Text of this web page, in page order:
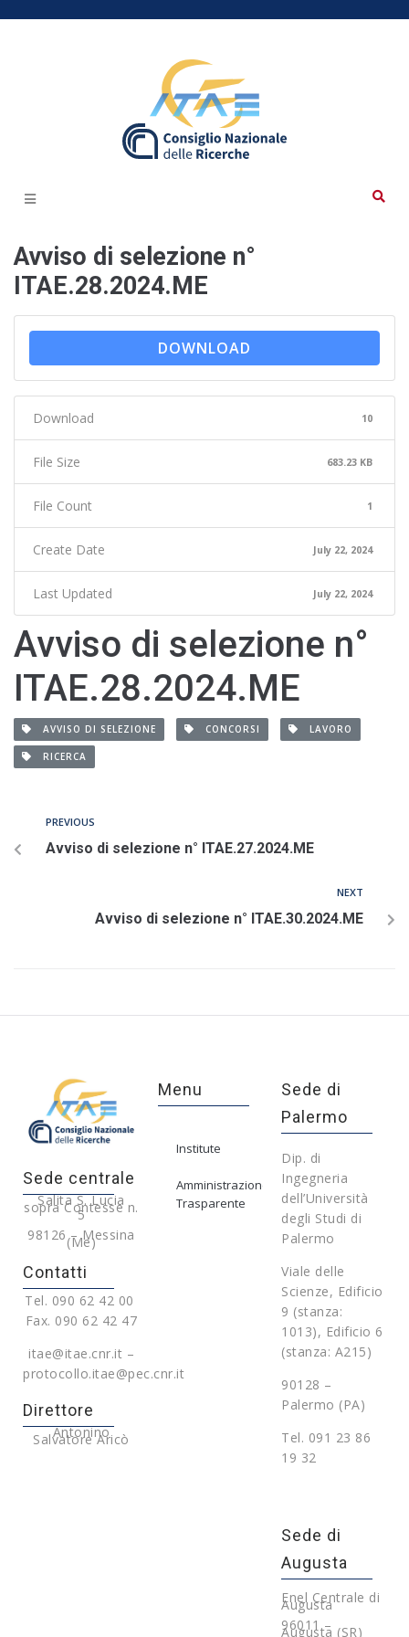
Avviso di selezione n°
ITAE.28.2024.ME
DOWNLOAD
Download 10
File Size 683.23 KB
File Count 1
Create Date July 22, 2024
Last Updated July 22, 2024
Avviso di selezione n°
ITAE.28.2024.ME
AVVISO DI SELEZIONE CONCORSI LAVORO
RICERCA
PREVIOUS
Avviso di selezione n° ITAE.27.2024.ME
NEXT
Avviso di selezione n° ITAE.30.2024.ME
Sede centrale
Salita S. Lucia
sopra Contesse n.
5
98126 – Messina
(Me)
Contatti
Tel. 090 62 42 00
Fax. 090 62 42 47
itae@itae.cnr.it –
protocollo.itae@pec.cnr.it
Direttore
Antonino
Salvatore Aricò
Menu
Institute
Amministrazione
Trasparente
Sede di
Palermo
Dip. di
Ingegneria
dell’Università
degli Studi di
Palermo
Viale delle
Scienze, Edificio
9 (stanza:
1013), Edificio 6
(stanza: A215)
90128 –
Palermo (PA)
Tel. 091 23 86
19 32
Sede di
Augusta
Enel Centrale di
Augusta
96011 –
Augusta (SR)